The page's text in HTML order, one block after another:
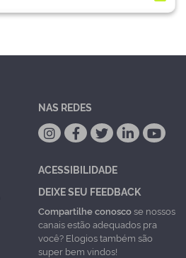
NAS REDES
ACESSIBILIDADE
DEIXE SEU FEEDBACK
Compartilhe conoscose nossos
canais estão adequados pra
você? Elogios também são
super bem vindos!